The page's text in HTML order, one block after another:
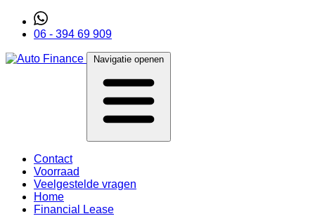
06 - 394 69 909
Navigatie openen
Contact
Voorraad
Veelgestelde vragen
Home
Financial Lease